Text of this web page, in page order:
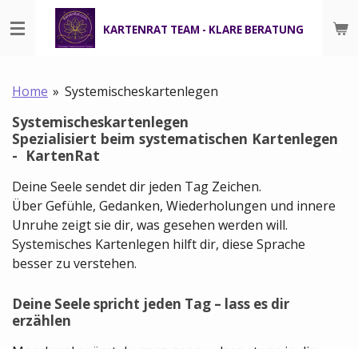
Hauptinhalt
KARTENRAT TEAM - KLARE BERATUNG
Home » Systemischeskartenlegen
Systemischeskartenlegen
Spezialisiert beim systematischen Kartenlegen
- KartenRat
Deine Seele sendet dir jeden Tag Zeichen.
Über Gefühle, Gedanken, Wiederholungen und innere
Unruhe zeigt sie dir, was gesehen werden will.
Systemisches Kartenlegen hilft dir, diese Sprache
besser zu verstehen.
Deine Seele spricht jeden Tag – lass es dir
erzählen